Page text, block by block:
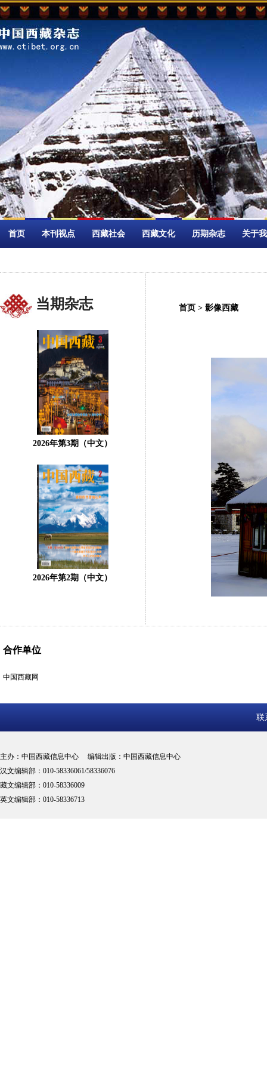
首页 本刊视点 西藏社会 西藏文化 历期杂志 关于
当期杂志
2026年第3期（中文）
2026年第2期（中文）
首页 > 影像西藏
合作单位
中国西藏网
联
主办：中国西藏信息中心 编辑出版：中国西藏信息中心
汉文编辑部：010-58336061/58336076
藏文编辑部：010-58336009
英文编辑部：010-58336713